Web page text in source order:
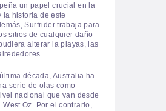
un papel crucial en la
la historia de este
Surfrider trabaja para
sitios de cualquier daño
alterar la playas, las
década, Australia ha
serie de olas como
nacional que van desde
West Oz. Por el contrario,